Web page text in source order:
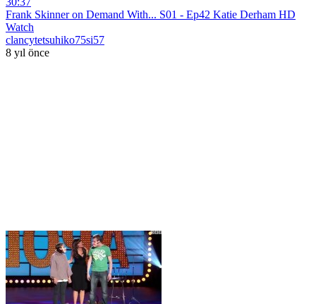
Frank Skinner on Demand With... S01 - Ep42 Katie Derham HD
Watch
clancytetsuhiko75si57
8 yıl önce